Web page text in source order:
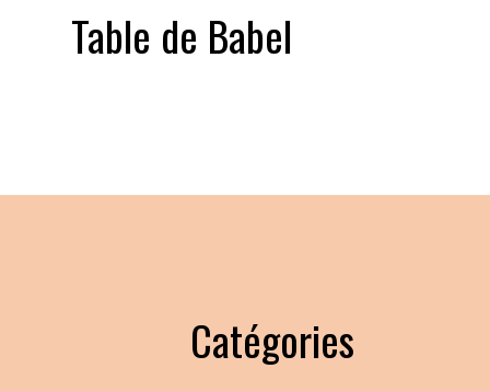
Table de Babel
Catégories